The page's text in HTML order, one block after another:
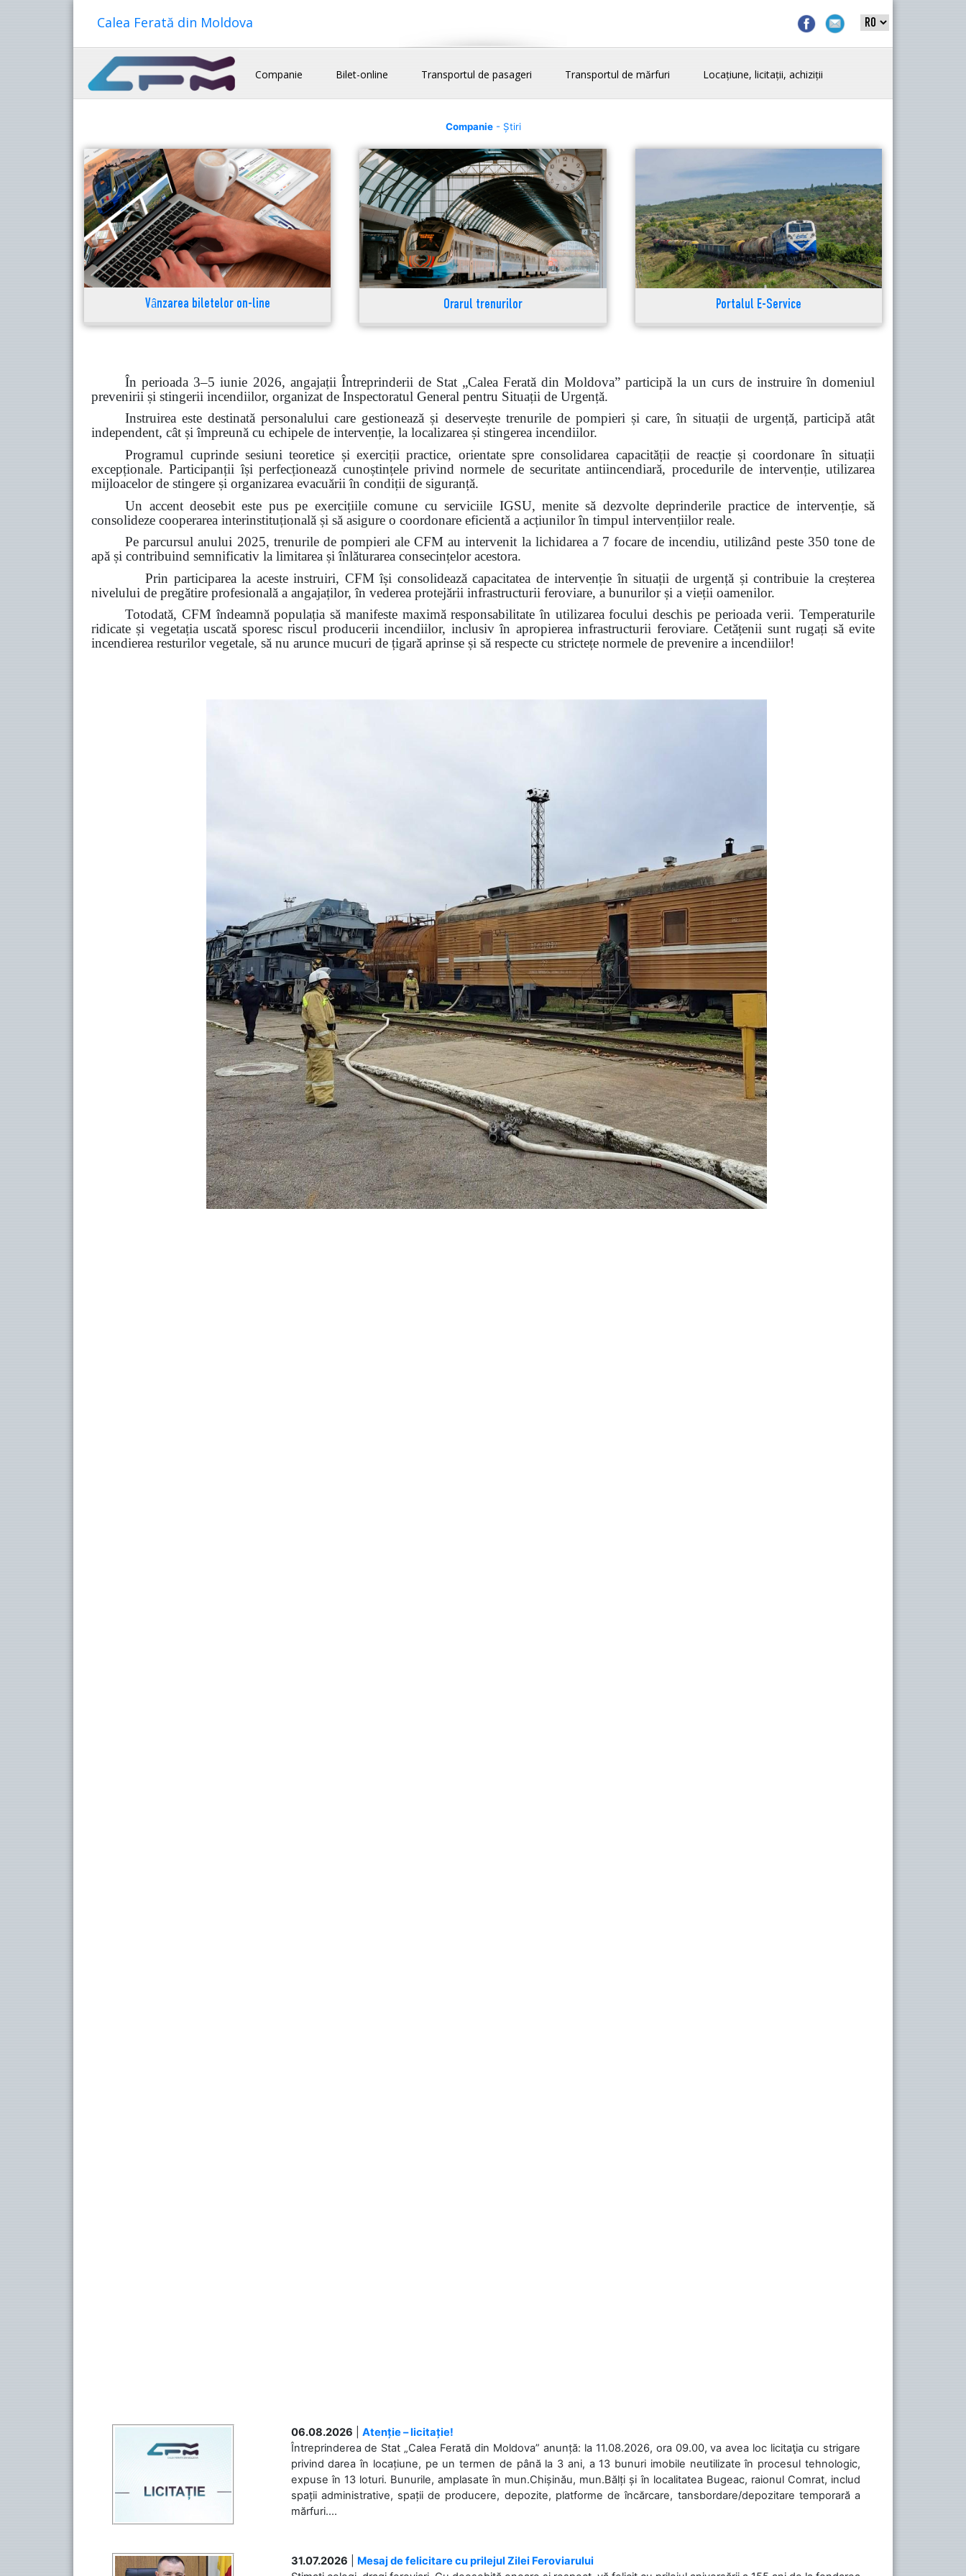
Calea Ferată din Moldova
Companie Bilet-online Transportul de pasageri Transportul de mărfuri Locațiune, licitații, achiziții
Companie- Știri
Vânzarea biletelor on-line Orarul trenurilor Portalul E-Service
În perioada 3–5 iunie 2026, angajații Întreprinderii de Stat „Calea Ferată din Moldova” participă la un curs de instruire în domeniul
prevenirii și stingerii incendiilor, organizat de Inspectoratul General pentru Situații de Urgență.
Instruirea este destinată personalului care gestionează și deservește trenurile de pompieri și care, în situații de urgență, participă atât
independent, cât și împreună cu echipele de intervenție, la localizarea și stingerea incendiilor.
Programul cuprinde sesiuni teoretice și exerciții practice, orientate spre consolidarea capacității de reacție și coordonare în situații
excepționale. Participanții își perfecționează cunoștințele privind normele de securitate antiincendiară, procedurile de intervenție, utilizarea
mijloacelor de stingere și organizarea evacuării în condiții de siguranță.
Un accent deosebit este pus pe exercițiile comune cu serviciile IGSU, menite să dezvolte deprinderile practice de intervenție, să
consolideze cooperarea interinstituțională și să asigure o coordonare eficientă a acțiunilor în timpul intervențiilor reale.
Pe parcursul anului 2025, trenurile de pompieri ale CFM au intervenit la lichidarea a 7 focare de incendiu, utilizând peste 350 tone de
apă și contribuind semnificativ la limitarea și înlăturarea consecințelor acestora.
Prin participarea la aceste instruiri, CFM își consolidează capacitatea de intervenție în situații de urgență și contribuie la creșterea
nivelului de pregătire profesională a angajaților, în vederea protejării infrastructurii feroviare, a bunurilor și a vieții oamenilor.
Totodată, CFM îndeamnă populația să manifeste maximă responsabilitate în utilizarea focului deschis pe perioada verii. Temperaturile
ridicate și vegetația uscată sporesc riscul producerii incendiilor, inclusiv în apropierea infrastructurii feroviare. Cetățenii sunt rugați să evite
incendierea resturilor vegetale, să nu arunce mucuri de țigară aprinse și să respecte cu strictețe normele de prevenire a incendiilor!
06.08.2026
Atenție – licitație!
Întreprinderea de Stat „Calea Ferată din Moldova” anunță: la 11.08.2026, ora 09.00, va avea loc licitaţia cu strigare
privind darea în locațiune, pe un termen de până la 3 ani, a 13 bunuri imobile neutilizate în procesul tehnologic,
expuse în 13 loturi. Bunurile, amplasate în mun.Chișinău, mun.Bălți și în localitatea Bugeac, raionul Comrat, includ
spații administrative, spații de producere, depozite, platforme de încărcare, tansbordare/depozitare temporară a
mărfuri....
31.07.2026
Mesaj de felicitare cu prilejul Zilei Feroviarului